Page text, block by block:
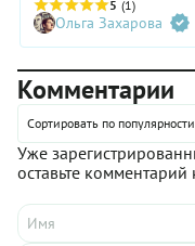
мяту в сладкие и
замечательно
5 (1)
Ольга Захарова
Комментарии
Сортировать по популярности
Уже
оставьте комментарий